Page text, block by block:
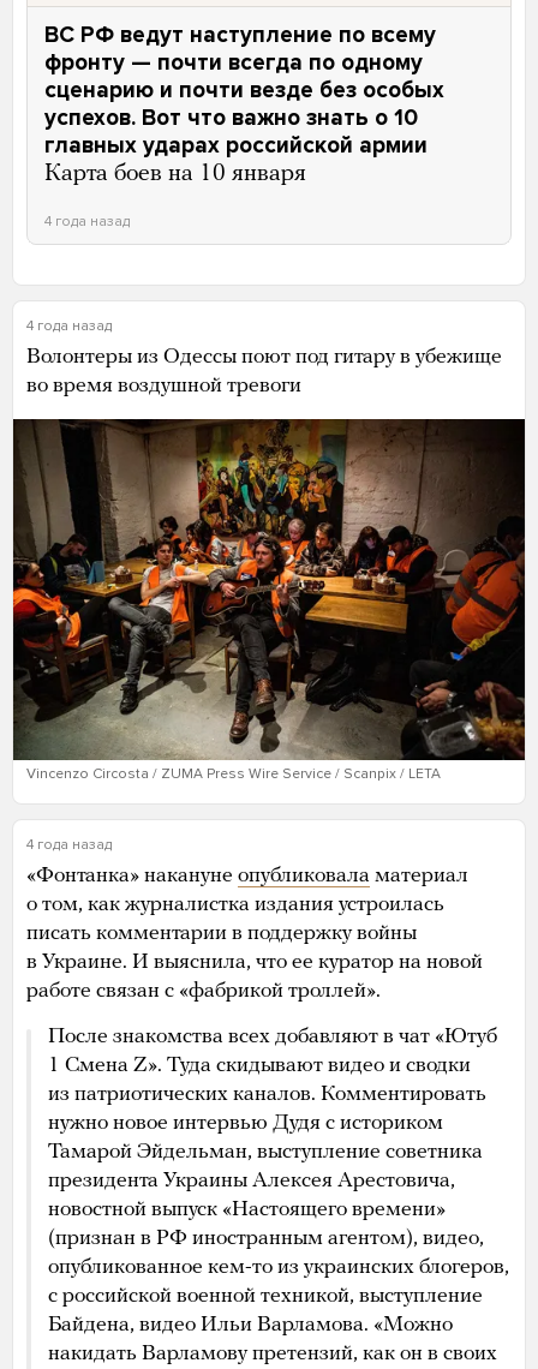
ВС РФ ведут наступление по всему
фронту — почти всегда по одному
сценарию и почти везде без особых
успехов. Вот что важно знать о 10
главных ударах российской армии
Карта боев на 10 января
4 года назад
4 года назад
Волонтеры из Одессы поют под гитару в убежище
во время воздушной тревоги
Vincenzo Circosta / ZUMA Press Wire Service / Scanpix / LETA
4 года назад
«Фонтанка» накануне опубликовала материал
о том, как журналистка издания устроилась
писать комментарии в поддержку войны
в Украине. И выяснила, что ее куратор на новой
работе связан с «фабрикой троллей».
После знакомства всех добавляют в чат «Ютуб
1 Смена Z». Туда скидывают видео и сводки
из патриотических каналов. Комментировать
нужно новое интервью Дудя с историком
Тамарой Эйдельман, выступление советника
президента Украины Алексея Арестовича,
новостной выпуск «Настоящего времени»
(признан в РФ иностранным агентом), видео,
опубликованное кем-то из украинских блогеров,
с российской военной техникой, выступление
Байдена, видео Ильи Варламова. «Можно
накидать Варламову претензий, как он в своих